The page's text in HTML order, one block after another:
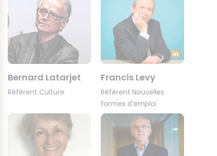
Bernard Latarjet
Référent Culture
Francis Levy
Référent Nouvelles
formes d'emploi